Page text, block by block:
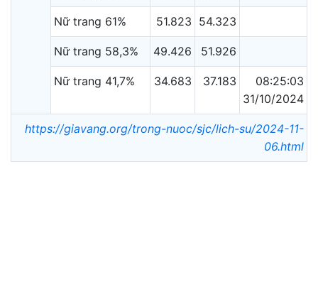
Nữ trang 61% 51.823 54.323
Nữ trang 58,3% 49.426 51.926
Nữ trang 41,7% 34.683 37.183
08:25:03
31/10/2024
https://giavang.org/trong-nuoc/sjc/lich-su/2024-11-
06.html